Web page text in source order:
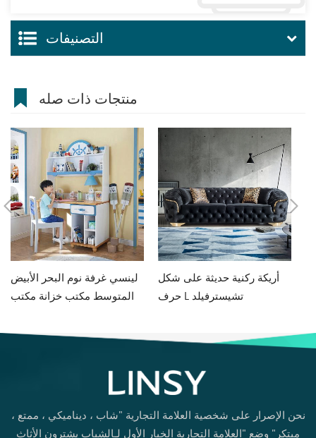
التصنيفات
منتجات ذات صله
لينسي غرفة نوم البحر الأبيض
المتوسط مكتب خزانة مكتب
كمبيوتر منزلي DF1V-B
أريكة ركنية حديثة على شكل
حرف L تشيسترفيلد
نحن الإصرار على شخصية العلامة التجارية "شاب ، ديناميكي ، ممتع ،
مبتكر" وضع "العلامة التجارية الخيار الأول لـالشباب يشترون الأثاث